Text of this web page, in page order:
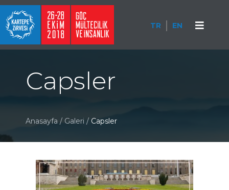
TR EN
Capsler
Anasayfa / Galeri / Capsler